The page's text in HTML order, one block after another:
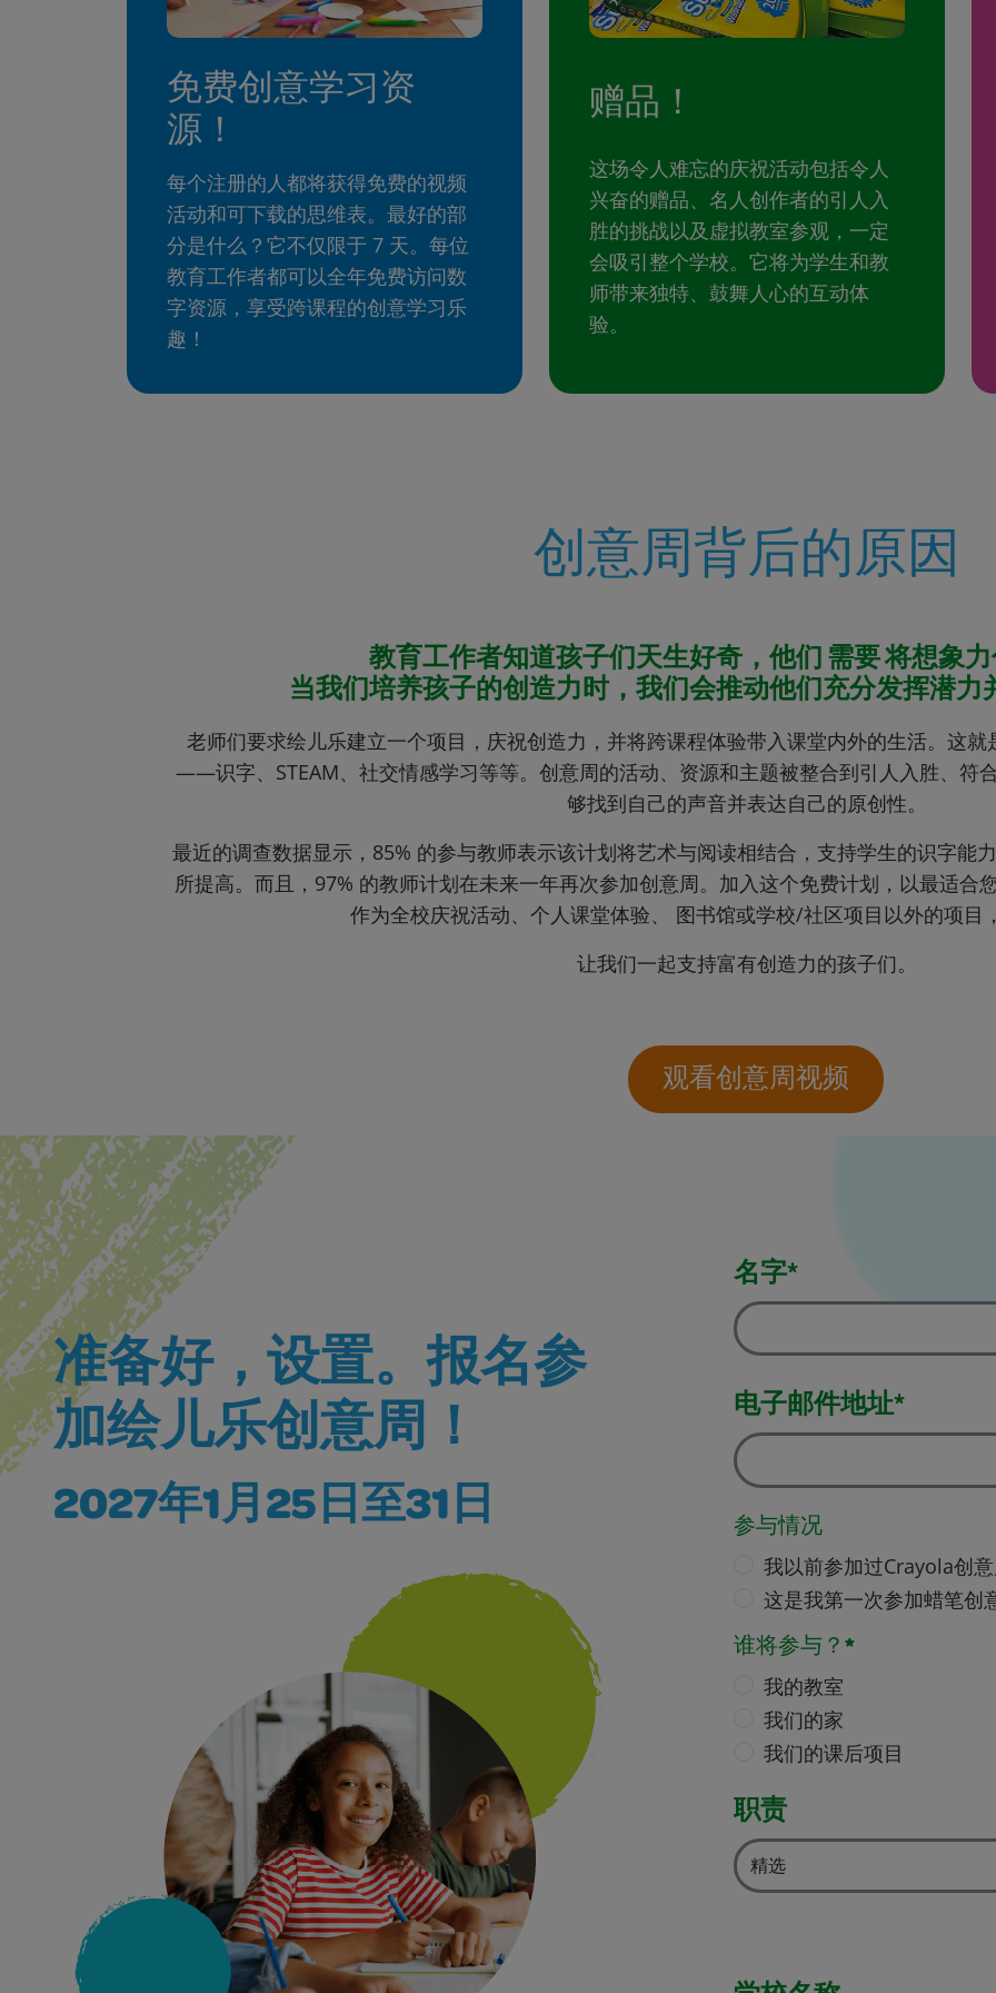
免费创意学习资
源！
每个注册的人都将获得免费的视频
活动和可下载的思维表。最好的部
分是什么？它不仅限于 7 天。每位
教育工作者都可以全年免费访问数
字资源，享受跨课程的创意学习乐
趣！
赠品！
这场令人难忘的庆祝活动包括令人
兴奋的赠品、名人创作者的引人入
胜的挑战以及虚拟教室参观，一定
会吸引整个学校。它将为学生和教
师带来独特、鼓舞人心的互动体
验。
创意周背后的原因
教育工作者知道孩子们天生好奇，他们 需要 将想象
当我们培养孩子的创造力时，我们会推动他们充分发挥潜
老师们要求绘儿乐建立一个项目，庆祝创造力，并将跨课程体验带入课堂内外的生活。这
——识字、STEAM、社交情感学习等等。创意周的活动、资源和主题被整合到引人入胜、符
够找到自己的声音并表达自己的原创性。
最近的调查数据显示，85% 的参与教师表示该计划将艺术与阅读相结合，支持学生的识字能
所提高。而且，97% 的教师计划在未来一年再次参加创意周。加入这个免费计划，以最适合
作为全校庆祝活动、个人课堂体验、 图书馆或学校/社区项目以外的项目
让我们一起支持富有创造力的孩子们。
观看创意周视频
准备好，设置。报名参
加绘儿乐创意周！
2027年1月25日至31日
名字*
电子邮件地址*
参与情况
我以前参加过Crayola创
这是我第一次参加蜡笔创
谁将参与？*
我的教室
我们的家
我们的课后项目
职责